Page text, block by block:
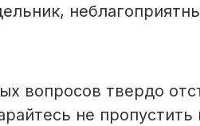
вопросов твердо
не